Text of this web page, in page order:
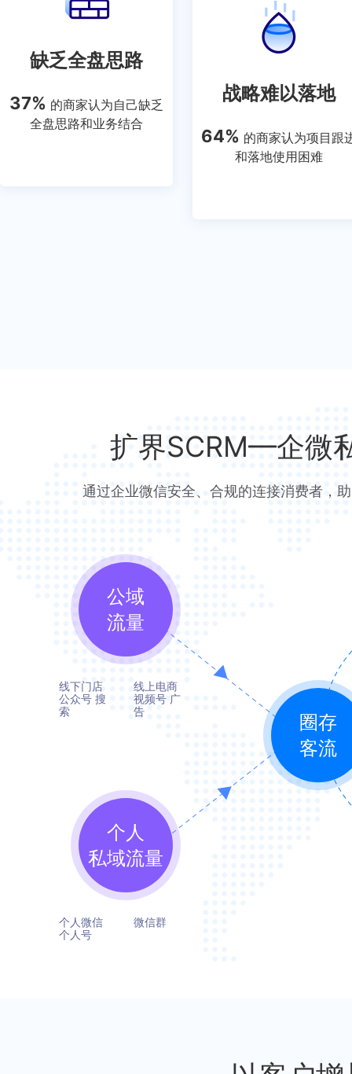
缺乏全盘思路
37% 的商家认为自己缺乏
全盘思路和业务结合
战略难以落地
64% 的商家认为项目跟
和落地使用困难
扩界SCRM—企微
通过企业微信安全、合规的连接消费者，
公域
流量
个人
私域流量
圈存
客流